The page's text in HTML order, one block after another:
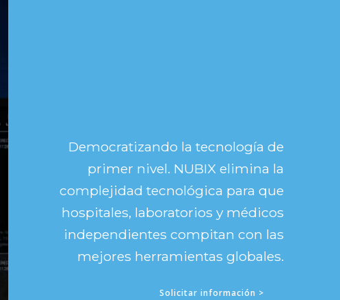
Democratizando la tecnología de
primer nivel. NUBIX elimina la
complejidad tecnológica para que
hospitales, laboratorios y médicos
independientes compitan con las
mejores herramientas globales.
Solicitar información >